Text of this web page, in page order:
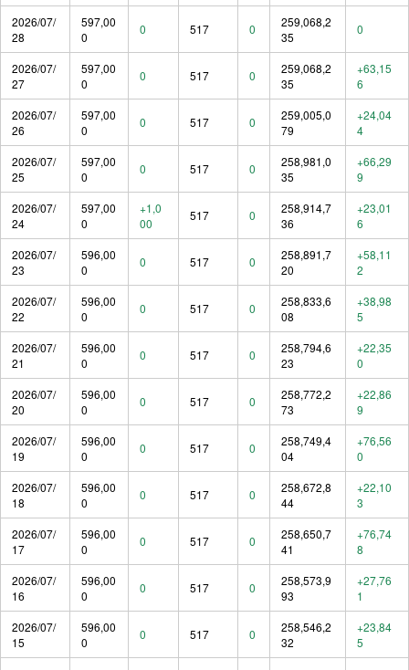
2026/07/
28
597,00
0
0 517 0
259,068,2
35
0
2026/07/
27
597,00
0
0 517 0
259,068,2
35
+63,15
6
2026/07/
26
597,00
0
0 517 0
259,005,0
79
+24,04
4
2026/07/
25
597,00
0
0 517 0
258,981,0
35
+66,29
9
2026/07/
24
597,00
0
+1,0
00
517 0
258,914,7
36
+23,01
6
2026/07/
23
596,00
0
0 517 0
258,891,7
20
+58,11
2
2026/07/
22
596,00
0
0 517 0
258,833,6
08
+38,98
5
2026/07/
21
596,00
0
0 517 0
258,794,6
23
+22,35
0
2026/07/
20
596,00
0
0 517 0
258,772,2
73
+22,86
9
2026/07/
19
596,00
0
0 517 0
258,749,4
04
+76,56
0
2026/07/
18
596,00
0
0 517 0
258,672,8
44
+22,10
3
2026/07/
17
596,00
0
0 517 0
258,650,7
41
+76,74
8
2026/07/
16
596,00
0
0 517 0
258,573,9
93
+27,76
1
2026/07/
15
596,00
0
0 517 0
258,546,2
32
+23,84
5